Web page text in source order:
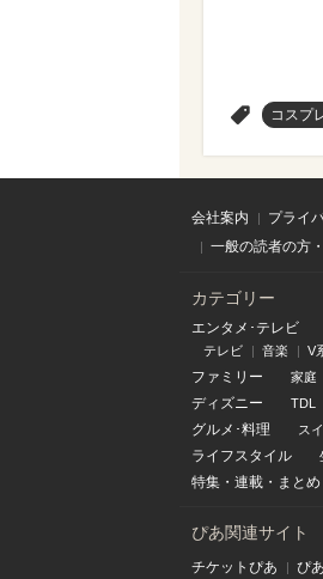
コスプ
会社案内 プライ
一般の読者の方
カテゴリー
エンタメ･テレビ
テレビ 音楽 V
ファミリー 家庭
ディズニー TDL
グルメ･料理 ス
ライフスタイル
特集 ・ 連載 ・ まとめ
ぴあ関連サイト
チケットぴあ ぴ